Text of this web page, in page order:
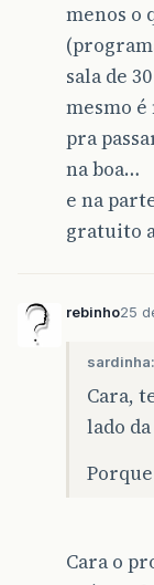
menos o
sala de
mesmo é
pra
na boa…
e na
gratuito
rebinho25
sardinha:
Cara,
lado
Cara o